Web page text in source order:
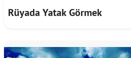
Rüyada Yatak Görmek